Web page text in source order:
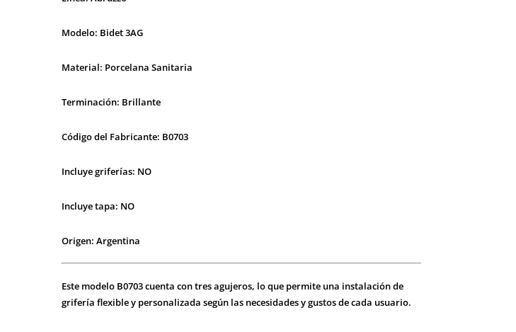
Modelo: Bidet 3AG
Material: Porcelana Sanitaria
Terminación: Brillante
Código del Fabricante: B0703
Incluye griferías: NO
Incluye tapa: NO
Origen: Argentina
Este modelo B0703 cuenta con tres agujeros, lo que permite una instalación de
grifería flexible y personalizada según las necesidades y gustos de cada usuario.